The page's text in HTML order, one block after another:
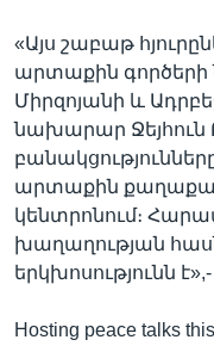
«Այս շաբաթ
արտաքին
Միրզոյանի և
նախարար
արտաքին
կենտրոնում։
խաղաղության
երկխոսությունն է»,-
Hosting peace talks